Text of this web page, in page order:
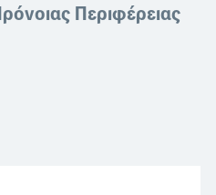
Περιφέρειας